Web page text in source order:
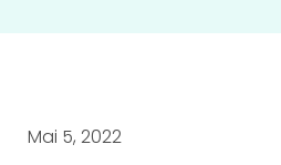
Mai 5, 2022